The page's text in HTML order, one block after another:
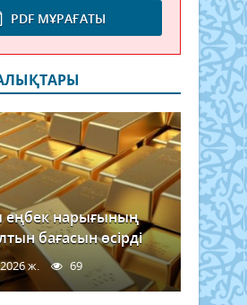
PDF МҰРАҒАТЫ
еңбек нарығының
бағасын өсірді
ж. 69